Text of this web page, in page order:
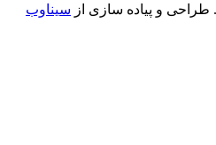
طراحی و پیاده سازی از سیناوب